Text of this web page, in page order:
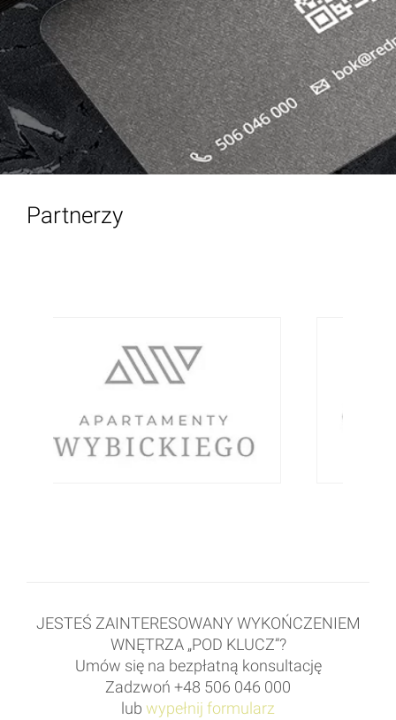
Partnerzy
JESTEŚ ZAINTERESOWANY WYKOŃCZENIEM
WNĘTRZA „POD KLUCZ”?
Umów się na bezpłatną konsultację
Zadzwoń +48 506 046 000
lub wypełnij formularz